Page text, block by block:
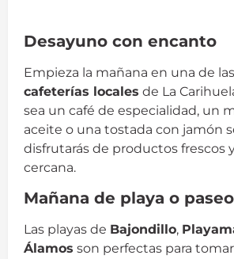
Desayuno con encanto
Empieza la mañana en una de
cafeterías locales de La
sea un café de especialidad, un
aceite o una tostada con jamón
disfrutarás de productos frescos
cercana.
Mañana de playa o paseo
Las playas de Bajondillo,
Álamos son perfectas para